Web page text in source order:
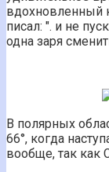
вдохновленный
писал: ". и не
одна заря
В полярных
66°, когда
вообще, так как